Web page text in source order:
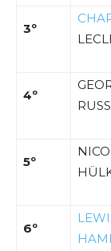
3º
4º
5º
NICO
6º